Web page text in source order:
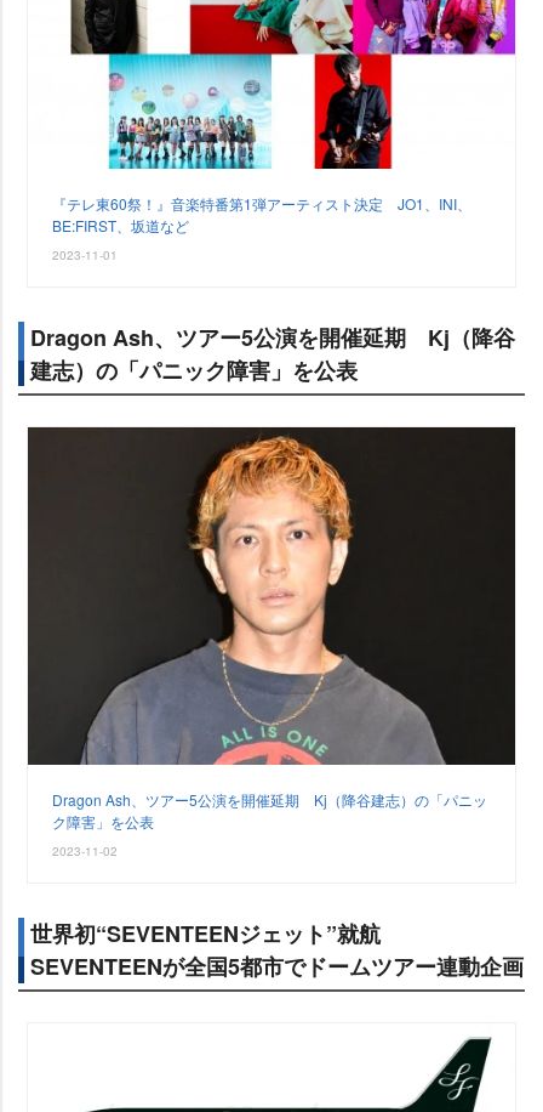
『テレ東60祭！』音楽特番第1弾アーティスト決定 JO1、INI、
BE:FIRST、坂道など
2023-11-01
Dragon Ash、ツアー5公演を開催延期 Kj（降谷
建志）の「パニック障害」を公表
Dragon Ash、ツアー5公演を開催延期 Kj（降谷建志）の「パニッ
ク障害」を公表
2023-11-02
世界初“SEVENTEENジェット”就航
SEVENTEENが全国5都市でドームツアー連動企画